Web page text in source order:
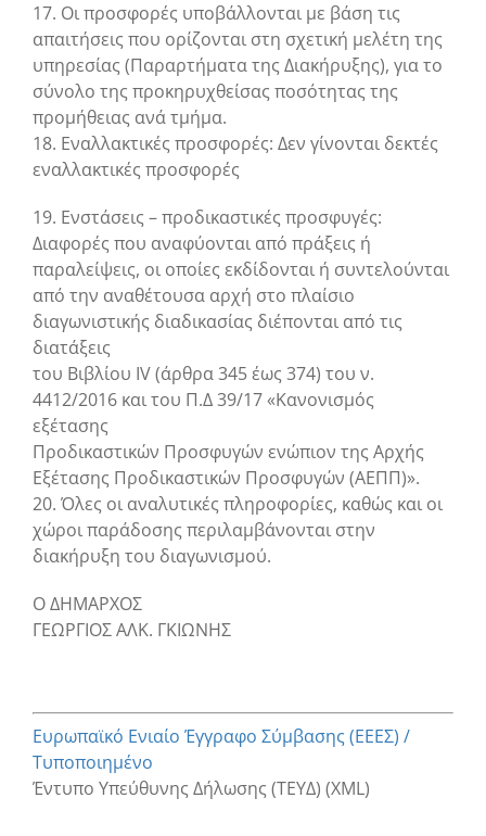
17. Οι προσφορές υποβάλλονται με βάση τις
απαιτήσεις που ορίζονται στη σχετική μελέτη της
υπηρεσίας (Παραρτήματα της Διακήρυξης), για το
σύνολο της προκηρυχθείσας ποσότητας της
προμήθειας ανά τμήμα.
18. Εναλλακτικές προσφορές: Δεν γίνονται δεκτές
εναλλακτικές προσφορές
19. Ενστάσεις – προδικαστικές προσφυγές:
Διαφορές που αναφύονται από πράξεις ή
παραλείψεις, οι οποίες εκδίδονται ή συντελούνται
από την αναθέτουσα αρχή στο πλαίσιο
διαγωνιστικής διαδικασίας διέπονται από τις
διατάξεις
του Βιβλίου ΙV (άρθρα 345 έως 374) του ν.
4412/2016 και του Π.Δ 39/17 «Κανονισμός
εξέτασης
Προδικαστικών Προσφυγών ενώπιον της Αρχής
Εξέτασης Προδικαστικών Προσφυγών (ΑΕΠΠ)».
20. Όλες οι αναλυτικές πληροφορίες, καθώς και οι
χώροι παράδοσης περιλαμβάνονται στην
διακήρυξη του διαγωνισμού.
Ο ΔΗΜΑΡΧΟΣ
ΓΕΩΡΓΙΟΣ ΑΛΚ. ΓΚΙΩΝΗΣ
Ευρωπαϊκό Ενιαίο Έγγραφο Σύμβασης (ΕΕΕΣ) /
Τυποποιημένο
Έντυπο Υπεύθυνης Δήλωσης (ΤΕΥΔ) (XML)